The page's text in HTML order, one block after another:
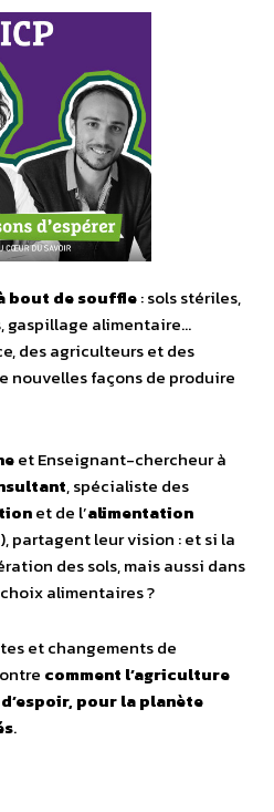
bout de souffle: sols stériles,
gaspillage alimentaire…
des agriculteurs et des
nouvelles façons de produire
et Enseignant-chercheur à
, spécialiste des
et de l’alimentation
partagent leur vision : et si la
des sols, mais aussi dans
alimentaires ?
et changements de
comment l’agriculture
pour la planète
.